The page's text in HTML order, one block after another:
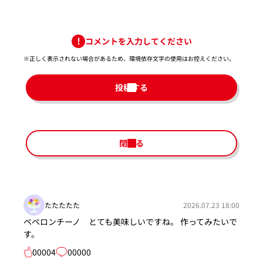
コメントを入力してください
※正しく表示されない場合があるため、環境依存文字の使用はお控えください。​
投稿する
閉じる
たたたたた 2026.07.23 18:00
ペペロンチーノ とても美味しいですね。 作ってみたいで
す。
00004
00000